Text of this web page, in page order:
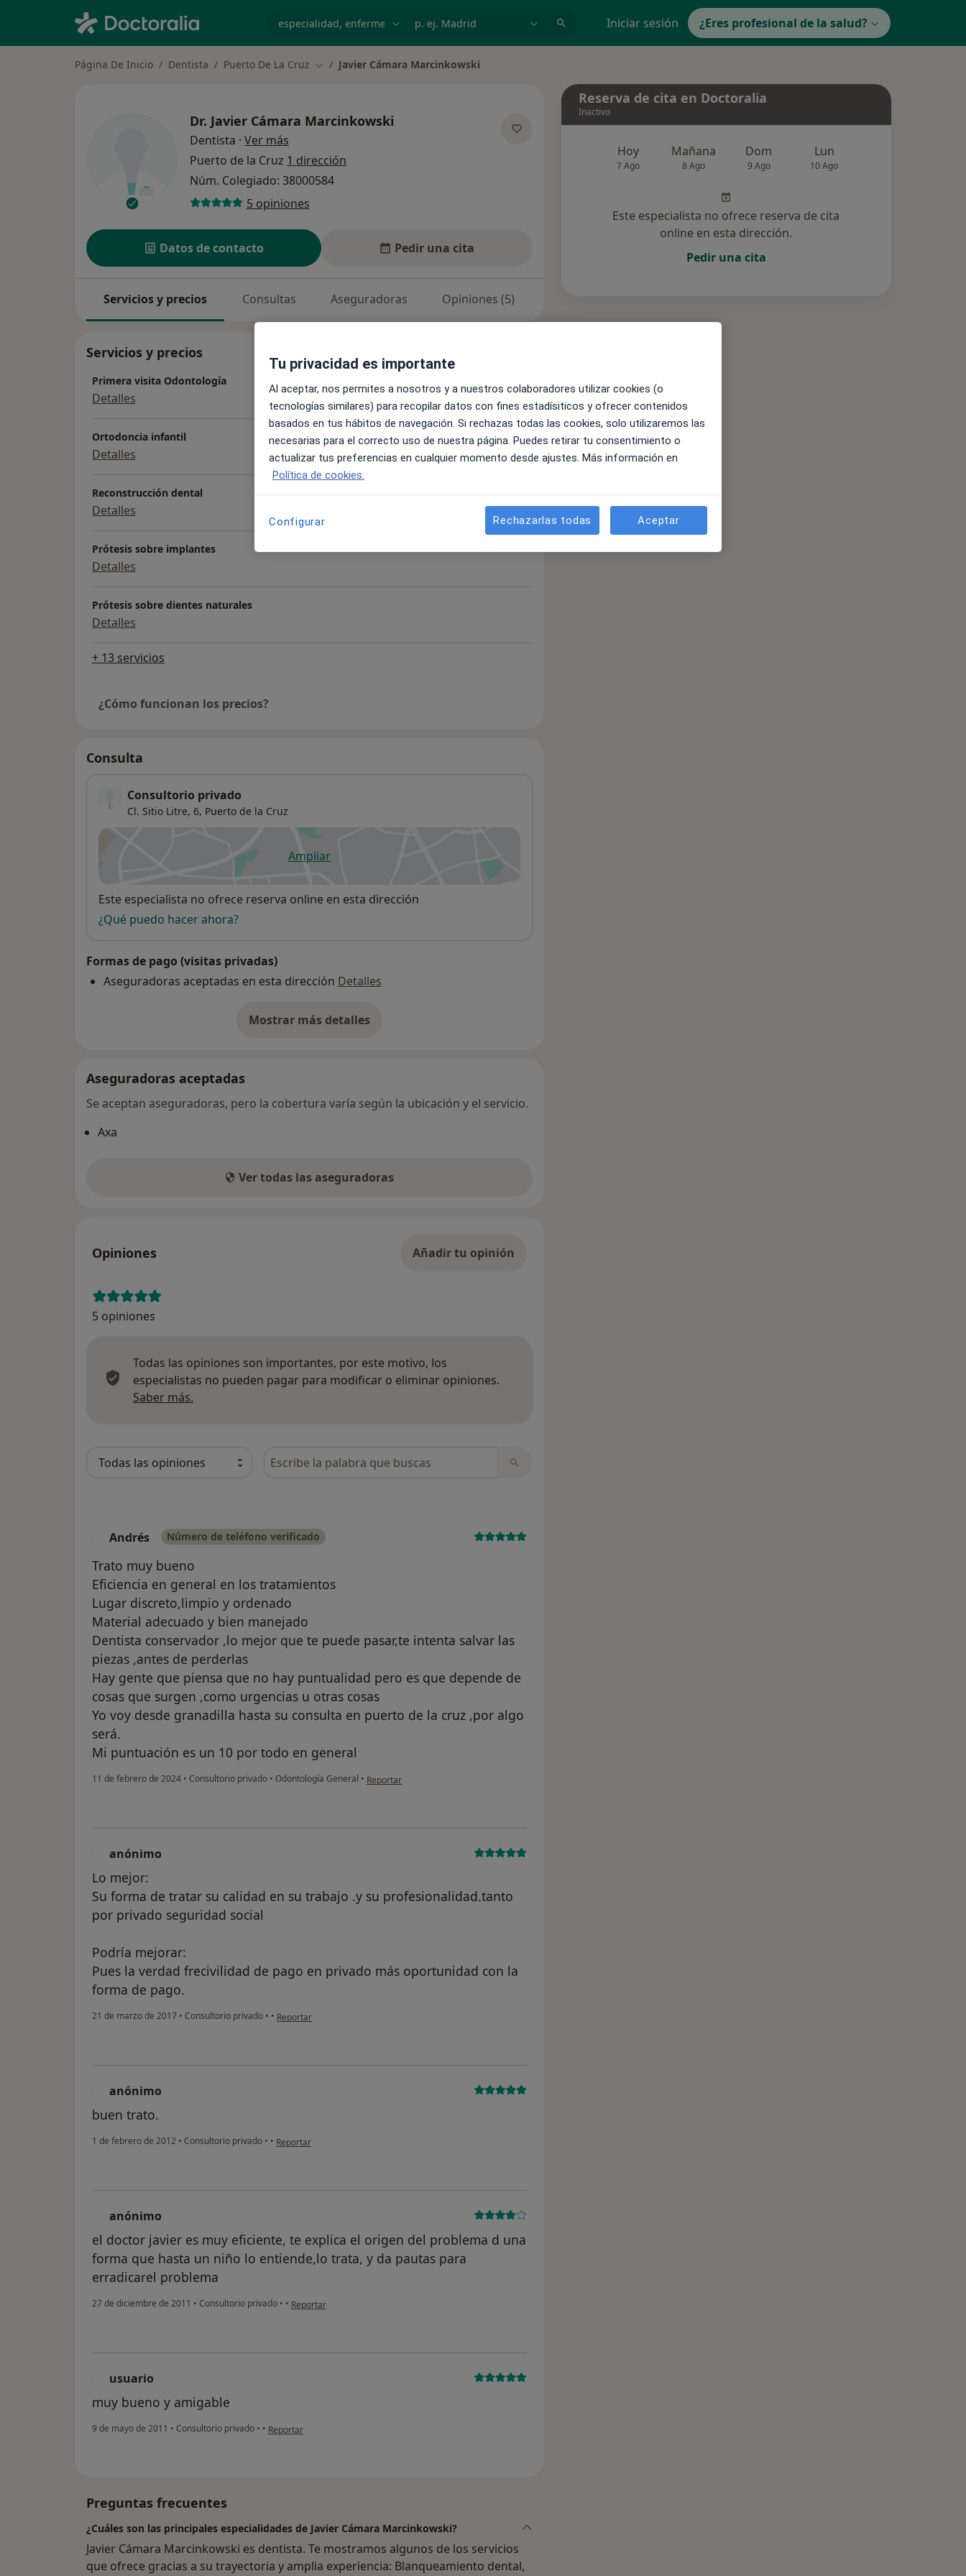
Iniciar sesión ¿Eres profesional de la salud?
Página De Inicio Dentista Puerto De La Cruz Cambiar de ciudad
Javier Cámara Marcinkowski
Dr. Javier Cámara Marcinkowski
Dentista · Ver más
Puerto de la Cruz 1 dirección
Núm. Colegiado: 38000584
5 opiniones
Datos de contacto Pedir una cita
Servicios y precios Consultas Aseguradoras Opiniones (5)
Servicios y precios
Primera visita Odontología
Detalles
Ortodoncia infantil
Detalles
Reconstrucción dental
Detalles
Prótesis sobre implantes
Detalles
Prótesis sobre dientes naturales
Detalles
+ 13 servicios
¿Cómo funcionan los precios?
Consulta
Consultorio privado
Cl. Sitio Litre, 6, Puerto de la Cruz
Ampliarse abre en una nueva pestaña
Disponibilidad
Este especialista no ofrece reserva online en esta dirección
¿Qué puedo hacer ahora?
Formas de pago (visitas privadas)
Aseguradoras aceptadas en esta dirección Detalles
Mostrar más detalles
sobre la dirección
Aseguradoras aceptadas
Se aceptan aseguradoras, pero la cobertura varía según la ubicación y el servicio.
Axa
Ver todas las aseguradoras
Opiniones Añadir tu opinión
5 opiniones
Todas las opiniones son importantes, por este motivo, los
especialistas no pueden pagar para modificar o eliminar opiniones.
Saber más.
Busca en opiniones
Andrés Número de teléfono verificado
Trato muy bueno
Eficiencia en general en los tratamientos
Lugar discreto,limpio y ordenado
Material adecuado y bien manejado
Dentista conservador ,lo mejor que te puede pasar,te intenta salvar las
piezas ,antes de perderlas
Hay gente que piensa que no hay puntualidad pero es que depende de
cosas que surgen ,como urgencias u otras cosas
Yo voy desde granadilla hasta su consulta en puerto de la cruz ,por algo
será.
Mi puntuación es un 10 por todo en general
11 de febrero de 2024 • Consultorio privado • Odontología General • en opinión del usuario Andrés
Reportar
anónimo
Lo mejor:
Su forma de tratar su calidad en su trabajo .y su profesionalidad.tanto
por privado seguridad social
Podría mejorar:
Pues la verdad frecivilidad de pago en privado más oportunidad con la
forma de pago.
21 de marzo de 2017 • Consultorio privado • • en opinión del usuario anónimo
Reportar
anónimo
buen trato.
1 de febrero de 2012 • Consultorio privado • • en opinión del usuario anónimo
Reportar
anónimo
el doctor javier es muy eficiente, te explica el origen del problema d una
forma que hasta un niño lo entiende,lo trata, y da pautas para
erradicarel problema
27 de diciembre de 2011 • Consultorio privado • • en opinión del usuario anónimo
Reportar
usuario
muy bueno y amigable
9 de mayo de 2011 • Consultorio privado • • en opinión del usuario usuario
Reportar
Preguntas frecuentes
¿Cuáles son las principales especialidades de Javier Cámara Marcinkowski?
Javier Cámara Marcinkowski es dentista. Te mostramos algunos de los servicios
que ofrece gracias a su trayectoria y amplia experiencia: Blanqueamiento dental,
Reserva de cita en Doctoralia
Inactivo
Hoy
7 Ago
Mañana
8 Ago
Dom
9 Ago
Lun
10 Ago
Este especialista no ofrece reserva de cita
online en esta dirección.
Pedir una cita
Tu privacidad es importante
Al aceptar, nos permites a nosotros y a nuestros colaboradores utilizar cookies (o
tecnologías similares) para recopilar datos con fines estadísiticos y ofrecer contenidos
basados en tus hábitos de navegación. Si rechazas todas las cookies, solo utilizaremos las
necesarias para el correcto uso de nuestra página. Puedes retirar tu consentimiento o
actualizar tus preferencias en cualquier momento desde ajustes. Más información en
Política de cookies.
Configurar Rechazarlas todas Aceptar